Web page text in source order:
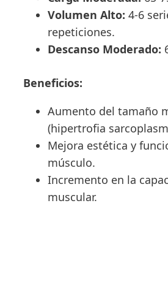
Volumen Alto: 4-6
repeticiones.
Descanso Moderado:
Beneficios:
Aumento del tamaño
(hipertrofia
Mejora estética y
músculo.
Incremento en la
muscular.